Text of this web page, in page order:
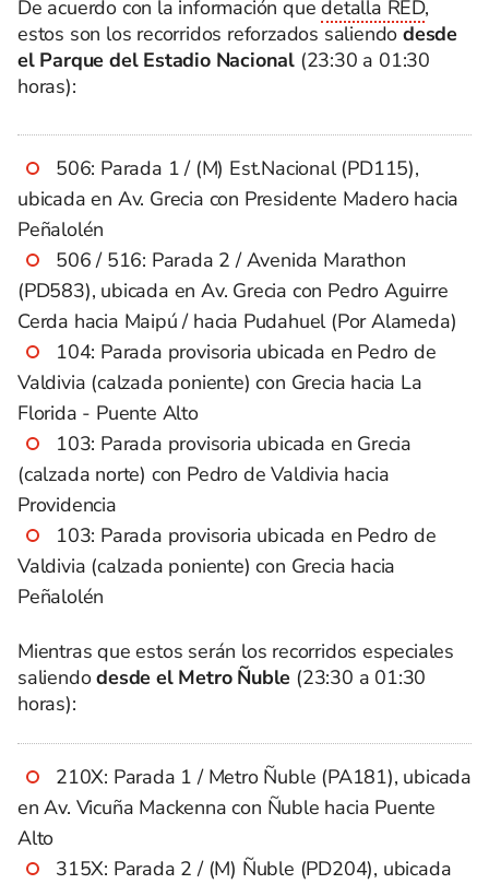
De acuerdo con la información quedetalla RED,
estos son los recorridos reforzados saliendo desde
el Parque del Estadio Nacional (23:30 a 01:30
horas):
506: Parada 1 / (M) Est.Nacional (PD115),
ubicada en Av. Grecia con Presidente Madero hacia
Peñalolén
506 / 516: Parada 2 / Avenida Marathon
(PD583), ubicada en Av. Grecia con Pedro Aguirre
Cerda hacia Maipú / hacia Pudahuel (Por Alameda)
104: Parada provisoria ubicada en Pedro de
Valdivia (calzada poniente) con Grecia hacia La
Florida - Puente Alto
103: Parada provisoria ubicada en Grecia
(calzada norte) con Pedro de Valdivia hacia
Providencia
103: Parada provisoria ubicada en Pedro de
Valdivia (calzada poniente) con Grecia hacia
Peñalolén
Mientras que estos serán los recorridos especiales
saliendodesde el Metro Ñuble (23:30 a 01:30
horas):
210X: Parada 1 / Metro Ñuble (PA181), ubicada
en Av. Vicuña Mackenna con Ñuble hacia Puente
Alto
315X: Parada 2 / (M) Ñuble (PD204), ubicada